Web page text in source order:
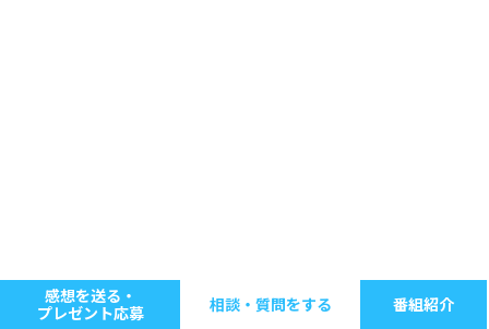
感想を送る・
プレゼント応募
相談・質問をする 番組紹介